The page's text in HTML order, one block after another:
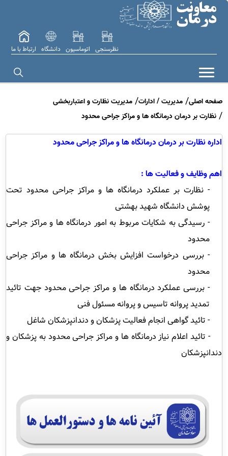
نظرسنجی اتوماسیون دانشگاه ارتباط با ما
صفحه اصلی مدیریت / ادارات مدیریت نظارت و اعتباربخشی
نظارت بر درمان درمانگاه ها و مراکز جراحی محدود
اداره نظارت بر درمان درمانگاه ها و مراکز جراحی محدود
اهم وظایف و فعالیت ها :
- نظارت بر عملکرد درمانگاه ها و مراکز جراحی محدود تحت
پوشش دانشگاه شهید بهشتی
- رسیدگی به شکایات مربوط به امور درمانگاه ها و مراکز جراحی
محدود
- بررسی درخواست افزایش بخش درمانگاه ها و مراکز جراحی
محدود
- بررسی عملکرد درمانگاه ها و مراکز جراحی محدود جهت تائید
تمدید پروانه تاسیس و پروانه مسئول فنی
- تائید گواهی انجام فعالیت پزشکان و دندانپزشکان شاغل
- تائید اعلام نیاز درمانگاه ها و مراکز جراحی محدود به پزشکان و
دندانپزشکان